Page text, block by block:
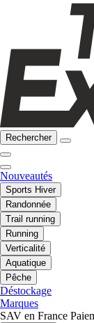
Rechercher
Nouveautés
Sports Hiver
Randonnée
Trail running
Running
Verticalité
Aquatique
Pêche
Déstockage
Marques
SAV en France